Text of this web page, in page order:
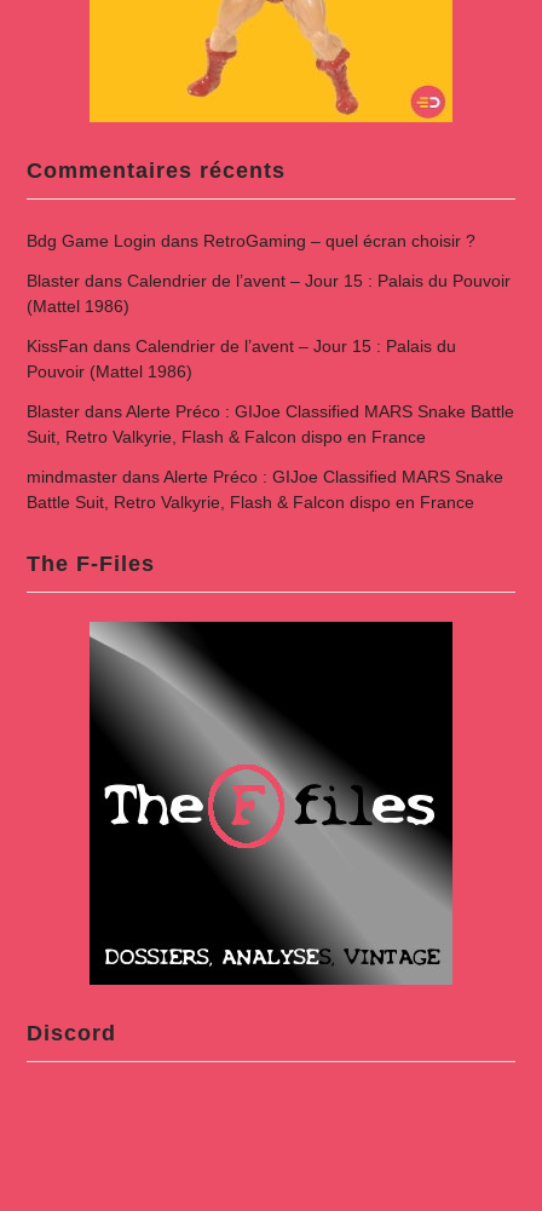
Commentaires récents
Bdg Game Login dans RetroGaming – quel écran choisir ?
Blasterdans Calendrier de l’avent – Jour 15 : Palais du Pouvoir
(Mattel 1986)
KissFan dans Calendrier de l’avent – Jour 15 : Palais du
Pouvoir (Mattel 1986)
BlasterdansAlerte Préco : GIJoe Classified MARS Snake Battle
Suit, Retro Valkyrie, Flash & Falcon dispo en France
mindmasterdansAlerte Préco : GIJoe Classified MARS Snake
Battle Suit, Retro Valkyrie, Flash & Falcon dispo en France
The F-Files
Discord